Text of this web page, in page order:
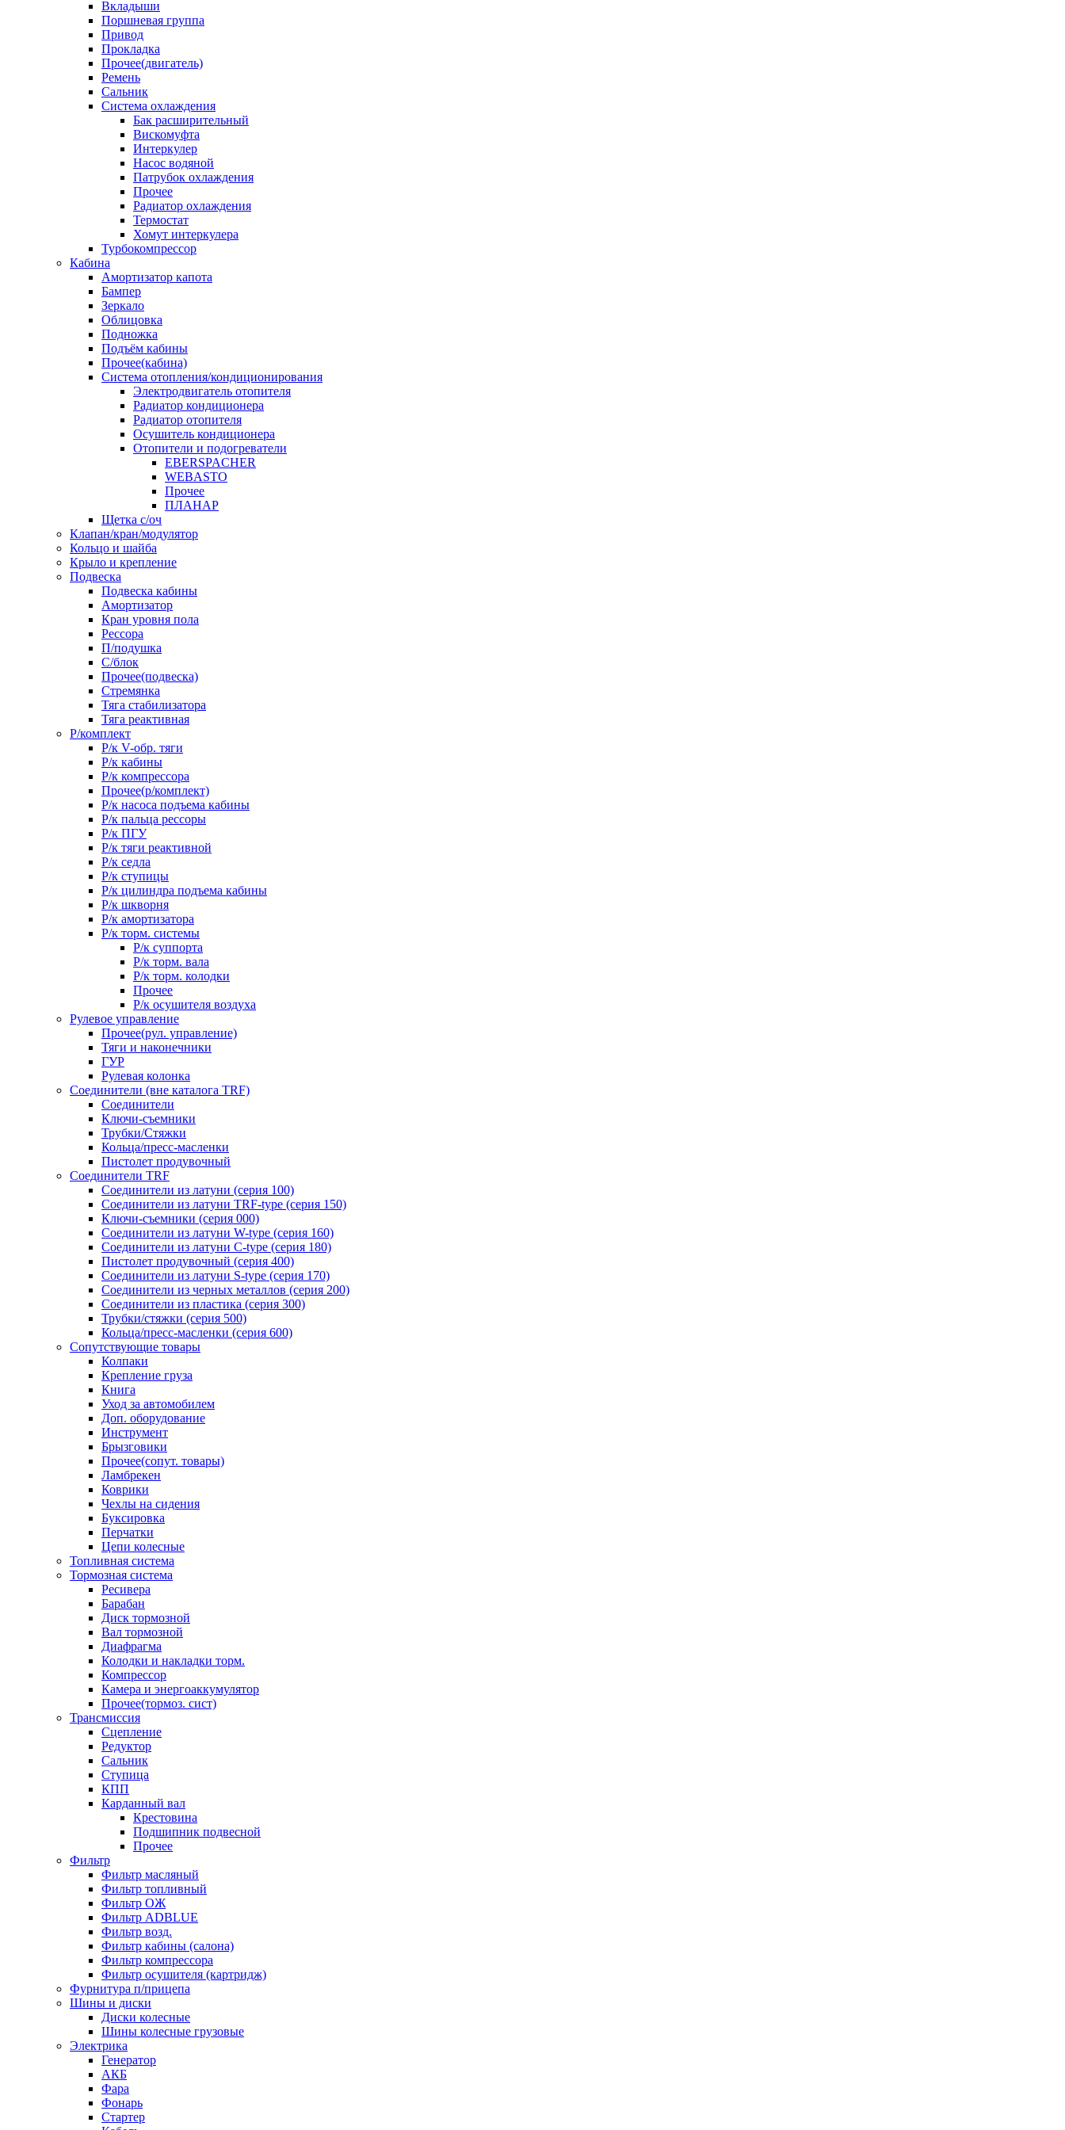
Вкладыши
Поршневая группа
Привод
Прокладка
Прочее(двигатель)
Ремень
Сальник
Система охлаждения
Бак расширительный
Вискомуфта
Интеркулер
Насос водяной
Патрубок охлаждения
Прочее
Радиатор охлаждения
Термостат
Хомут интеркулера
Турбокомпрессор
Кабина
Амортизатор капота
Бампер
Зеркало
Облицовка
Подножка
Подъём кабины
Прочее(кабина)
Система отопления/кондиционирования
Электродвигатель отопителя
Радиатор кондиционера
Радиатор отопителя
Осушитель кондиционера
Отопители и подогреватели
EBERSPACHER
WEBASTO
Прочее
ПЛАНАР
Щетка с/оч
Клапан/кран/модулятор
Кольцо и шайба
Крыло и крепление
Подвеска
Подвеска кабины
Амортизатор
Кран уровня пола
Рессора
П/подушка
С/блок
Прочее(подвеска)
Стремянка
Тяга стабилизатора
Тяга реактивная
Р/комплект
Р/к V-обр. тяги
Р/к кабины
Р/к компрессора
Прочее(р/комплект)
Р/к насоса подъема кабины
Р/к пальца рессоры
Р/к ПГУ
Р/к тяги реактивной
Р/к седла
Р/к ступицы
Р/к цилиндра подъема кабины
Р/к шкворня
Р/к амортизатора
Р/к торм. системы
Р/к суппорта
Р/к торм. вала
Р/к торм. колодки
Прочее
Р/к осушителя воздуха
Рулевое управление
Прочее(рул. управление)
Тяги и наконечники
ГУР
Рулевая колонка
Соединители (вне каталога TRF)
Соединители
Ключи-cъемники
Трубки/Стяжки
Кольца/пресс-масленки
Пистолет продувочный
Соединители TRF
Соединители из латуни (серия 100)
Соединители из латуни TRF-type (серия 150)
Ключи-съемники (серия 000)
Соединители из латуни W-type (серия 160)
Соединители из латуни С-type (серия 180)
Пистолет продувочный (серия 400)
Соединители из латуни S-type (серия 170)
Соединители из черных металлов (серия 200)
Соединители из пластика (серия 300)
Трубки/стяжки (серия 500)
Кольца/пресс-масленки (серия 600)
Сопутствующие товары
Колпаки
Крепление груза
Книга
Уход за автомобилем
Доп. оборудование
Инструмент
Брызговики
Прочее(сопут. товары)
Ламбрекен
Коврики
Чехлы на сидения
Буксировка
Перчатки
Цепи колесные
Топливная система
Тормозная система
Ресивера
Барабан
Диск тормозной
Вал тормозной
Диафрагма
Колодки и накладки торм.
Компрессор
Камера и энергоаккумулятор
Прочее(тормоз. сист)
Трансмиссия
Сцепление
Редуктор
Сальник
Ступица
КПП
Карданный вал
Крестовина
Подшипник подвесной
Прочее
Фильтр
Фильтр масляный
Фильтр топливный
Фильтр ОЖ
Фильтр ADBLUE
Фильтр возд.
Фильтр кабины (салона)
Фильтр компрессора
Фильтр осушителя (картридж)
Фурнитура п/прицепа
Шины и диски
Диски колесные
Шины колесные грузовые
Электрика
Генератор
АКБ
Фара
Фонарь
Стартер